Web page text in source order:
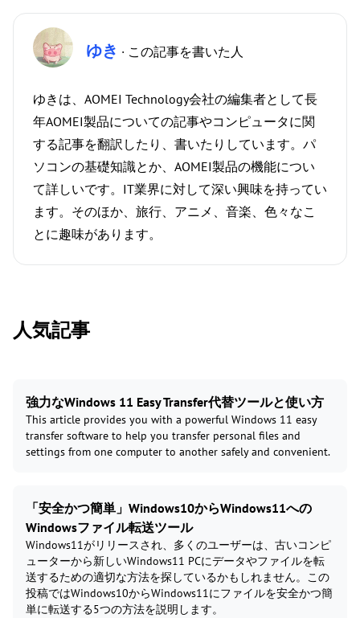
ゆき · この記事を書いた人
ゆきは、AOMEI Technology会社の編集者として長
年AOMEI製品についての記事やコンピュータに関
する記事を翻訳したり、書いたりしています。パ
ソコンの基礎知識とか、AOMEI製品の機能につい
て詳しいです。IT業界に対して深い興味を持ってい
ます。そのほか、旅行、アニメ、音楽、色々なこ
とに趣味があります。
人気記事
強力なWindows 11 Easy Transfer代替ツールと使い方
This article provides you with a powerful Windows 11 easy
transfer software to help you transfer personal files and
settings from one computer to another safely and convenient.
「安全かつ簡単」Windows10からWindows11への
Windowsファイル転送ツール
Windows11がリリースされ、多くのユーザーは、古いコンピ
ューターから新しいWindows11 PCにデータやファイルを転
送するための適切な方法を探しているかもしれません。この
投稿ではWindows10からWindows11にファイルを安全かつ簡
単に転送する5つの方法を説明します。